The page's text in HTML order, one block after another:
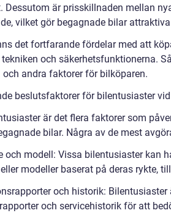
Dessutom är prisskillnaden mellan
vilket gör begagnade bilar
det fortfarande fördelar med att
och säkerhetsfunktionerna.
och andra faktorer för bilköparen.
beslutsfaktorer för bilentusiaster vid
är det flera faktorer som
bilar. Några av de mest
och modell: Vissa bilentusiaster kan
modeller baserat på deras rykte,
och historik:
och servicehistorik för att